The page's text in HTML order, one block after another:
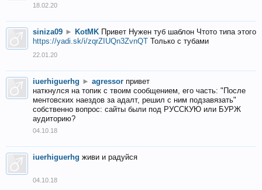
18.02.20
siniza09 ► KotMK Привет Нужен туб шаблон Чтото типа этого
https://yadi.sk/i/zqrZIUQn3ZvnQT Только с тубами
22.01.20
iuerhiguerhg ► agressor привет
наткнулся на топик с твоим сообщением, его часть: "После
ментовских наездов за адалт, решил с ним подзавязать"
собственно вопрос: сайты были под РУССКУЮ или БУРЖ
аудиторию?
04.10.18
iuerhiguerhg живи и радуйся
04.10.18